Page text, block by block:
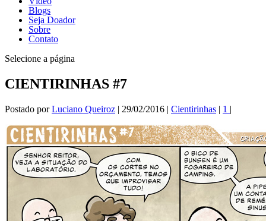
Blogs
Seja Doador
Sobre
Contato
Selecione a página
CIENTIRINHAS #7
Postado porLuciano Queiroz | 29/02/2016 | Cientirinhas | 1 |